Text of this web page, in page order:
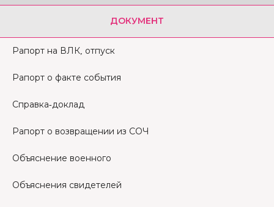
ДОКУМЕНТ
Рапорт на ВЛК, отпуск
Рапорт о факте события
Справка-доклад
Рапорт о возвращении из СОЧ
Объяснение военного
Объяснения свидетелей